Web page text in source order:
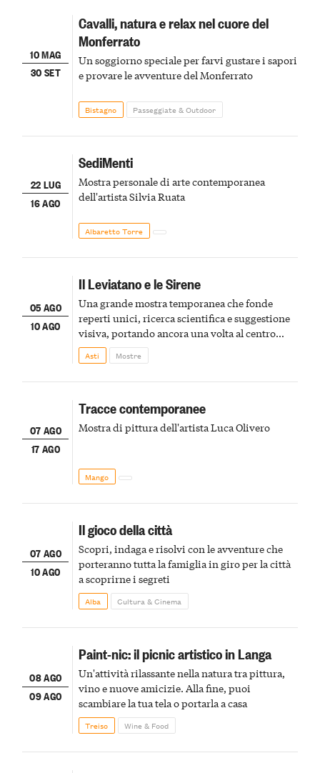
10 MAG
30 SET
Cavalli, natura e relax nel cuore del
Monferrato
Un soggiorno speciale per farvi gustare i sapori
e provare le avventure del Monferrato
Bistagno Passeggiate & Outdoor
22 LUG
16 AGO
SediMenti
Mostra personale di arte contemporanea
dell'artista Silvia Ruata
Albaretto Torre
05 AGO
10 AGO
Il Leviatano e le Sirene
Una grande mostra temporanea che fonde
reperti unici, ricerca scientifica e suggestione
visiva, portando ancora una volta al centro
della scena le meraviglie del passato astigiano
Asti Mostre
07 AGO
17 AGO
Tracce contemporanee
Mostra di pittura dell'artista Luca Olivero
Mango
07 AGO
10 AGO
Il gioco della città
Scopri, indaga e risolvi con le avventure che
porteranno tutta la famiglia in giro per la città
a scoprirne i segreti
Alba Cultura & Cinema
08 AGO
09 AGO
Paint-nic: il picnic artistico in Langa
Un'attività rilassante nella natura tra pittura,
vino e nuove amicizie. Alla fine, puoi
scambiare la tua tela o portarla a casa
Treiso Wine & Food